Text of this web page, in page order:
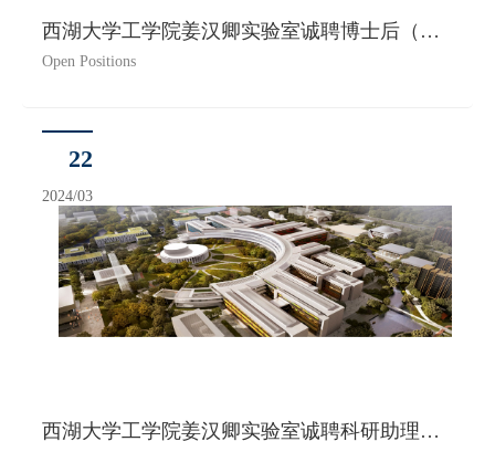
西湖大学工学院姜汉卿实验室诚聘博士后（力学超材料与机器人技术）
Open Positions
22
2024/03
西湖大学工学院姜汉卿实验室诚聘科研助理（硬件开发）